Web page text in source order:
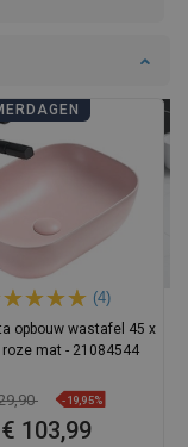
(4)
opbouw wastafel 45 x
mat - 21084544
-19,95%
€ 103,99